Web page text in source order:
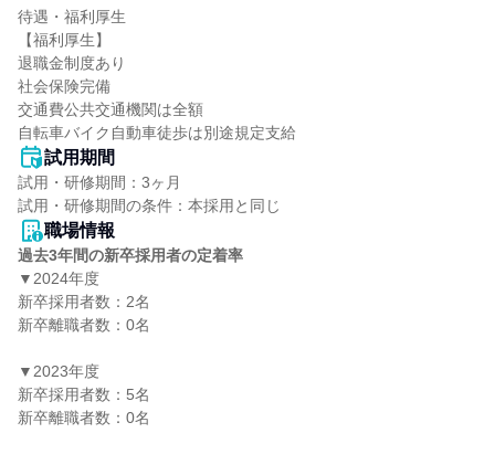
待遇・福利厚生
【福利厚生】
退職金制度あり
社会保険完備
交通費公共交通機関は全額
自転車バイク自動車徒歩は別途規定支給
試用期間
試用・研修期間：3ヶ月
職場情報
過去3年間の新卒採用者の定着率
▼2024年度
新卒採用者数：2名
新卒離職者数：0名
▼2023年度
新卒採用者数：5名
新卒離職者数：0名